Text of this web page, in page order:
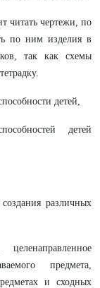
читать чертежи, по
по ним изделия в
так как схемы
детей,
детей
различных
предмета,
и сходных